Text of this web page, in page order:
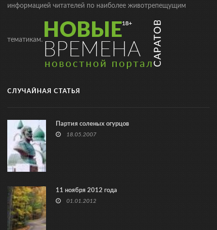
информацией читателей по наиболее животрепещущим
тематикам.
СЛУЧАЙНАЯ СТАТЬЯ
Партия соленых огурцов
18.05.2007
11 ноября 2012 года
01.01.2012